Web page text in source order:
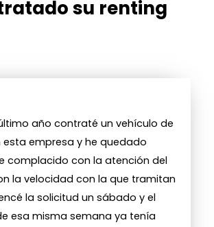
su renting
año contraté un vehículo de
esta empresa y he quedado
complacido con la atención del
la velocidad con la que tramitan
la solicitud un sábado y el
esa misma semana ya tenía